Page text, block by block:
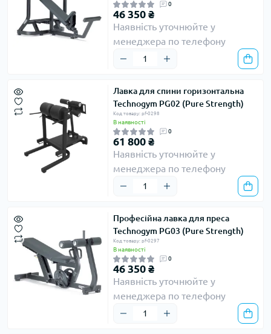
0
46 350 ₴
Наявність уточнюйте у
менеджера по телефону
Лавка для спини горизонтальна
Technogym PG02 (Pure Strength)
Код товару: pf-0298
В наявності
0
61 800 ₴
Наявність уточнюйте у
менеджера по телефону
Професійна лавка для преса
Technogym PG03 (Pure Strength)
Код товару: pf-0297
В наявності
0
46 350 ₴
Наявність уточнюйте у
менеджера по телефону